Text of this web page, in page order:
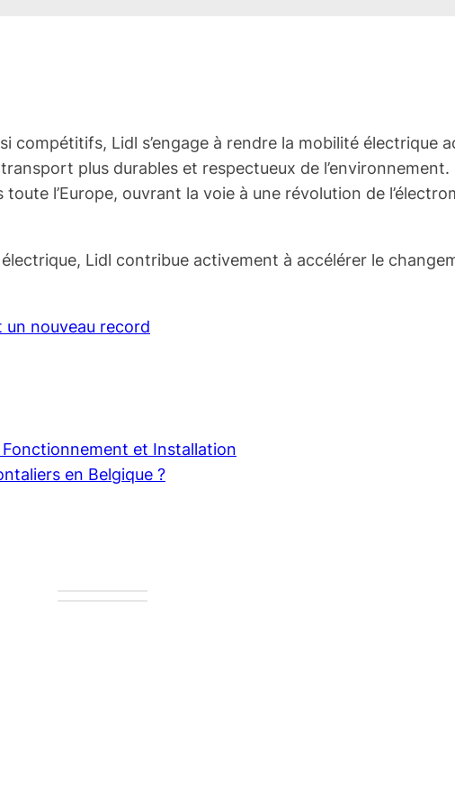
Lidl s’engage à rendre la mobilité électrique
plus durables et respectueux de
l’Europe, ouvrant la voie à une révolution de
Lidl contribue activement à accélérer le
nouveau record
Fonctionnement et Installation
en Belgique ?